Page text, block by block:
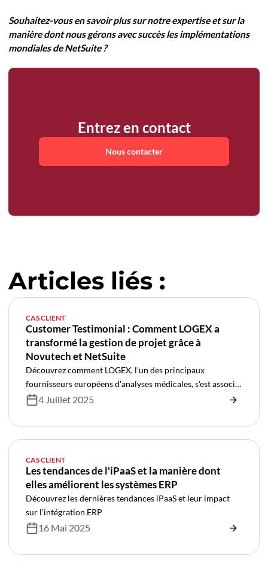
Souhaitez-vous en savoir plus sur notre expertise et sur la
manière dont nous gérons avec succès les implémentations
mondiales de NetSuite ?
Entrez en contact
Nous contacter
Articles liés :
CAS CLIENT
Customer Testimonial : Comment LOGEX a
transformé la gestion de projet grâce à
Novutech et NetSuite
Découvrez comment LOGEX, l'un des principaux
fournisseurs européens d'analyses médicales, s'est associé
à Novutech pour révolutionner la gestion de ses projets
comment cette transformation a automatisé les processus
manuels, intégré des systèmes clés tels que Salesforce et
prestation de services de santé.
4 Juillet 2025
CAS CLIENT
Les tendances de l'iPaaS et la manière dont
elles améliorent les systèmes ERP
Découvrez les dernières tendances iPaaS et leur impact
sur l'intégration ERP
16 Mai 2025